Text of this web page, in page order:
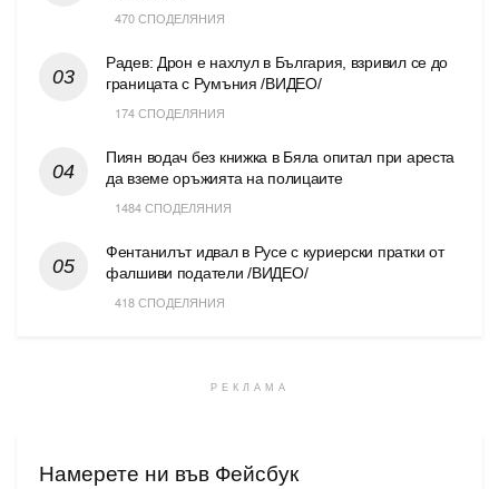
470 СПОДЕЛЯНИЯ
Радев: Дрон е нахлул в България, взривил се до
границата с Румъния /ВИДЕО/
174 СПОДЕЛЯНИЯ
Пиян водач без книжка в Бяла опитал при ареста
да вземе оръжията на полицаите
1484 СПОДЕЛЯНИЯ
Фентанилът идвал в Русе с куриерски пратки от
фалшиви податели /ВИДЕО/
418 СПОДЕЛЯНИЯ
РЕКЛАМА
Намерете ни във Фейсбук